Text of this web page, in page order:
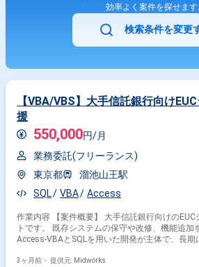
効率よく案件を探せます
検索条件を変更
【VBA/VBS】大手信託銀行向け
援
550,000円/月
業務委託(フリーランス)
東京都
溜池山王駅
SQL
VBA Access
作業内容 【案件概要】 大手信託銀行向けのEUCシステム開発プロジェク
トです。 既存システムの保守や改修、機能追加を中心に担当します。
Access-VBAとSQLを用いた開発が主体で、長期
内容】 ・Access VBAを用いたアプリケーション開発および修正 ・SQLを
3ヶ月前・ 提供元: Midworks